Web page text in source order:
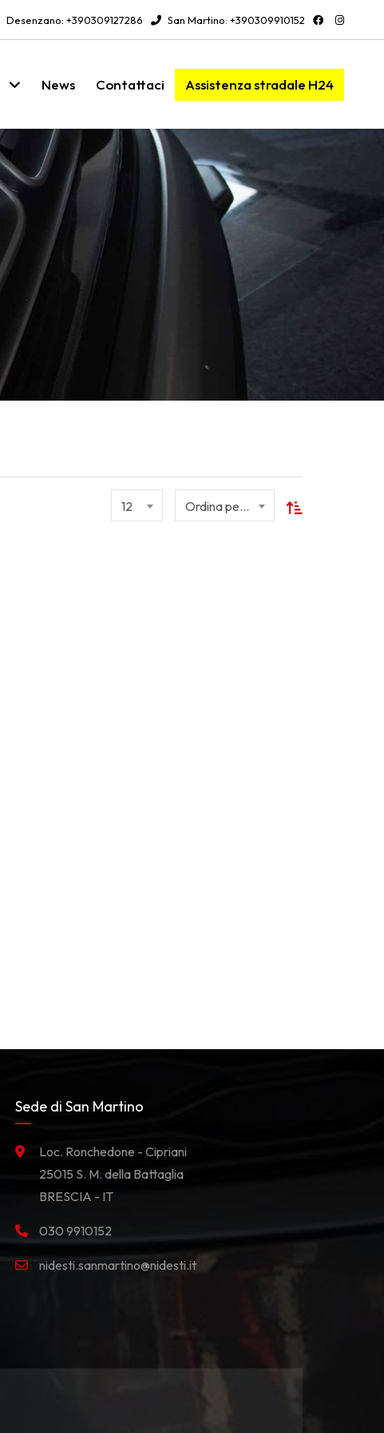
Desenzano: +390309127286 San Martino: +390309910152
News Contattaci Assistenza stradale H24
12 Ordina per nome
Sede di San Martino
Loc. Ronchedone - Cipriani
25015 S. M. della Battaglia
BRESCIA - IT
030 9910152
nidesti.sanmartino@nidesti.it